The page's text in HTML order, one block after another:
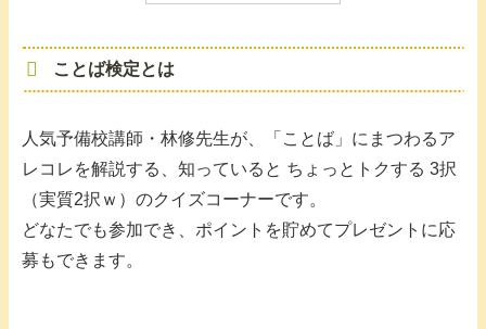
ことば検定とは
人気予備校講師・林修先生が、「ことば」にまつわるア
レコレを解説する、知っていると ちょっとトクする 3択
（実質2択ｗ）のクイズコーナーです。
どなたでも参加でき、ポイントを貯めてプレゼントに応
募もできます。